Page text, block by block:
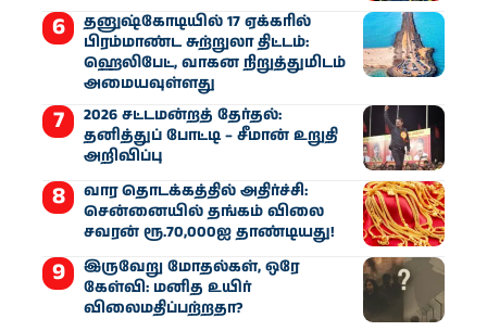
தனுஷ்கோடியில் 17 ஏக்கரில்
பிரம்மாண்ட சுற்றுலா திட்டம்:
ஹெலிபேட், வாகன நிறுத்துமிடம்
அமையவுள்ளது
2026 சட்டமன்றத் தேர்தல்:
தனித்துப் போட்டி – சீமான் உறுதி
அறிவிப்பு
வார தொடக்கத்தில் அதிர்ச்சி:
சென்னையில் தங்கம் விலை
சவரன் ரூ.70,000ஐ தாண்டியது!
இருவேறு மோதல்கள், ஒரே
கேள்வி: மனித உயிர்
விலைமதிப்பற்றதா?